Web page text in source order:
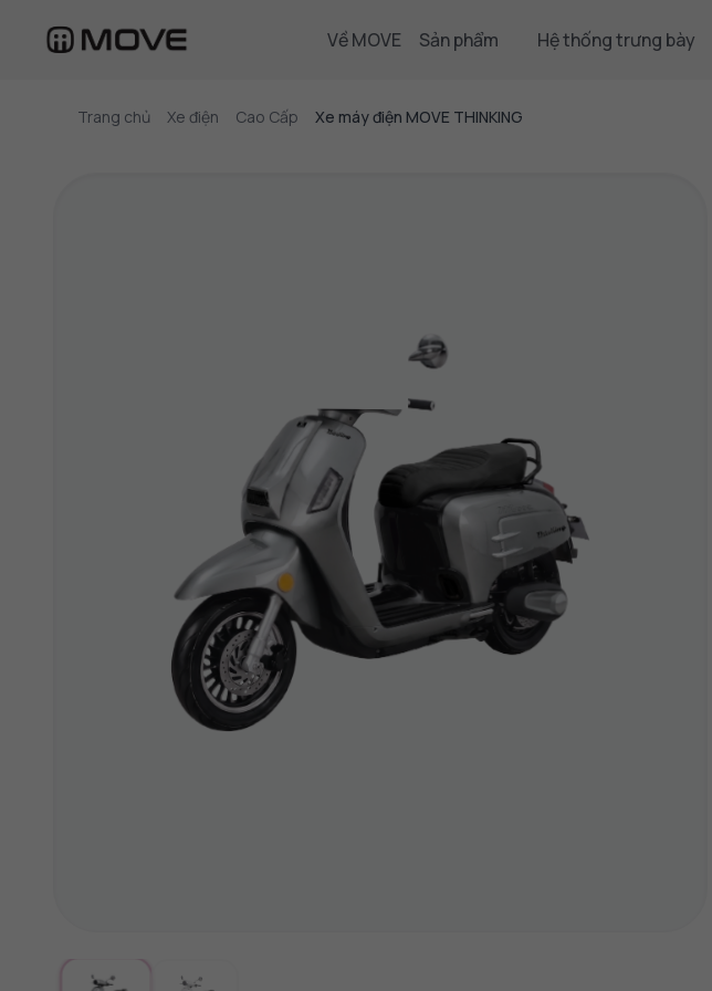
Về MOVE Sản phẩm Hệ thống trưng bày
Trang chủ Xe điện Cao Cấp Xe máy điện MOVE THINKING